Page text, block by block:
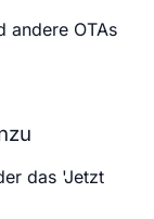
andere OTAs
das 'Jetzt